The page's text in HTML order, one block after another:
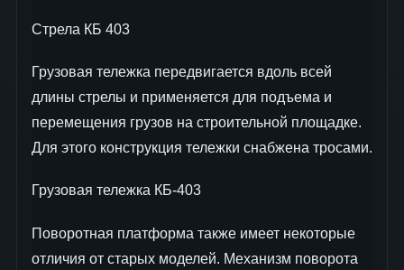
Стрела КБ 403
Грузовая тележка передвигается вдоль всей
длины стрелы и применяется для подъема и
перемещения грузов на строительной площадке.
Для этого конструкция тележки снабжена тросами.
Грузовая тележка КБ-403
Поворотная платформа также имеет некоторые
отличия от старых моделей. Механизм поворота